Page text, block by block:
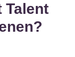
Talent